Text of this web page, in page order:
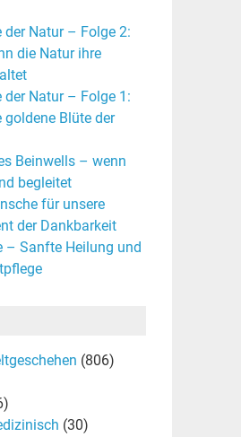
der Natur – Folge 2:
die Natur ihre
der Natur – Folge 1:
Blüte der
Beinwells – wenn
begleitet
für unsere
der Dankbarkeit
– Sanfte Heilung und
(806)
(30)